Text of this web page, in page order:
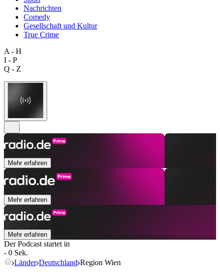
Nachrichten
Comedy
Gesellschaft und Kultur
True Crime
A - H
I - P
Q - Z
Mehr erfahren
Mehr erfahren
Mehr erfahren
Der Podcast startet in
- 0 Sek.
Länder Deutschland Region Wien